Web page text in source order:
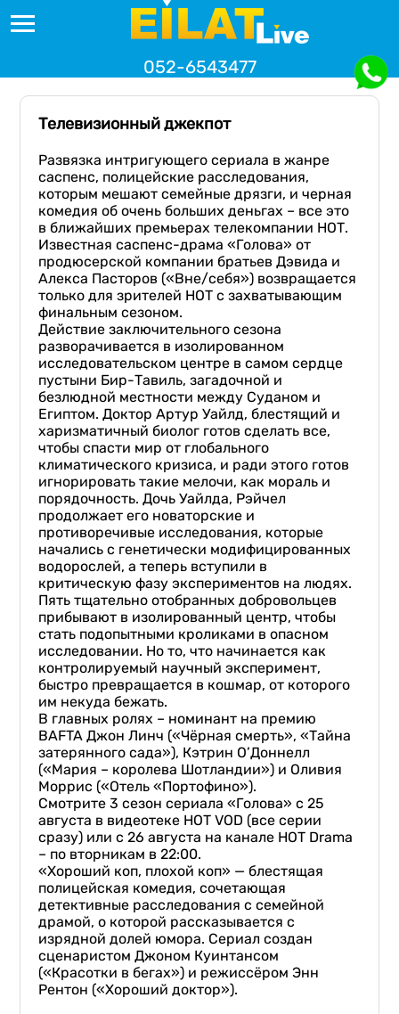
052-6543477
Телевизионный джекпот
Развязка интригующего сериала в жанре
саспенс, полицейские расследования,
которым мешают семейные дрязги, и черная
комедия об очень больших деньгах – все это
в ближайших премьерах телекомпании НОТ.
Известная саспенс-драма «Голова» от
продюсерской компании братьев Дэвида и
Алекса Пасторов («Вне/себя») возвращается
только для зрителей НОТ с захватывающим
финальным сезоном.
Действие заключительного сезона
разворачивается в изолированном
исследовательском центре в самом сердце
пустыни Бир-Тавиль, загадочной и
безлюдной местности между Суданом и
Египтом. Доктор Артур Уайлд, блестящий и
харизматичный биолог готов сделать все,
чтобы спасти мир от глобального
климатического кризиса, и ради этого готов
игнорировать такие мелочи, как мораль и
порядочность. Дочь Уайлда, Рэйчел
продолжает его новаторские и
противоречивые исследования, которые
начались с генетически модифицированных
водорослей, а теперь вступили в
критическую фазу экспериментов на людях.
Пять тщательно отобранных добровольцев
прибывают в изолированный центр, чтобы
стать подопытными кроликами в опасном
исследовании. Но то, что начинается как
контролируемый научный эксперимент,
быстро превращается в кошмар, от которого
им некуда бежать.
В главных ролях – номинант на премию
BAFTA Джон Линч («Чёрная смерть», «Тайна
затерянного сада»), Кэтрин О’Доннелл
(«Мария – королева Шотландии») и Оливия
Моррис («Отель «Портофино»).
Смотрите 3 сезон сериала «Голова» с 25
августа в видеотеке HOT VOD (все серии
сразу) или с 26 августа на канале НОТ Drama
– по вторникам в 22:00.
«Хороший коп, плохой коп» — блестящая
полицейская комедия, сочетающая
детективные расследования с семейной
драмой, о которой рассказывается с
изрядной долей юмора. Сериал создан
сценаристом Джоном Куинтансом
(«Красотки в бегах») и режиссёром Энн
Рентон («Хороший доктор»).